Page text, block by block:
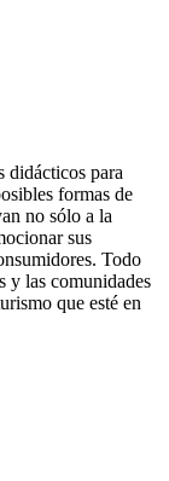
didácticos para
formas de
no sólo a la
sus
Todo
y las comunidades
que esté en